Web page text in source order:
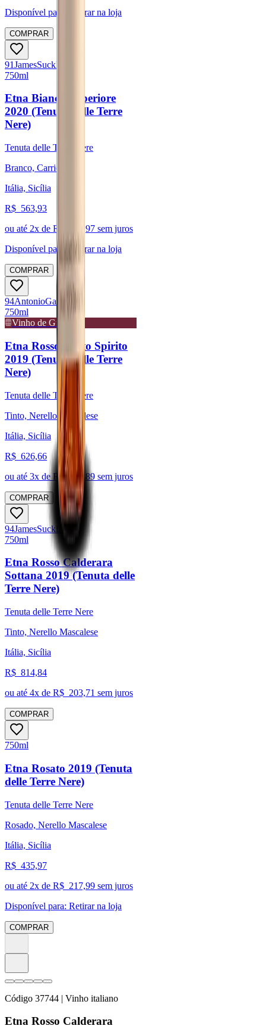
Disponível para: Retirar na loja
COMPRAR
91JamesSuckling
750ml
Etna Bianco Superiore
2020 (Tenuta delle Terre
Nere)
Tenuta delle Terre Nere
Branco, Carricante
Itália, Sicília
R$ 563,93
ou até 2x de R$ 281,97 sem juros
Disponível para:
Retirar na loja
COMPRAR
94AntonioGalloni
750ml
Vinho de Guarda
Etna Rosso Santo Spirito
2019 (Tenuta delle Terre
Nere)
Tenuta delle Terre Nere
Tinto, Nerello Mascalese
Itália, Sicília
R$ 626,66
ou até 3x de R$ 208,89 sem juros
COMPRAR
94JamesSuckling
750ml
Etna Rosso Calderara
Sottana 2019 (Tenuta delle
Terre Nere)
Tenuta delle Terre Nere
Tinto, Nerello Mascalese
Itália, Sicília
R$ 814,84
ou até 4x de R$ 203,71 sem juros
COMPRAR
750ml
Etna Rosato 2019 (Tenuta
delle Terre Nere)
Tenuta delle Terre Nere
Rosado, Nerello Mascalese
Itália, Sicília
R$ 435,97
ou até 2x de R$ 217,99 sem juros
Disponível para: Retirar na loja
COMPRAR
Código 37744 | Vinho italiano
Etna Rosso Calderara